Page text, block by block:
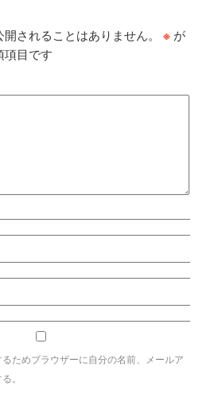
されることはありません。 ※ が
項目です
ためブラウザーに自分の名前、メールア
。